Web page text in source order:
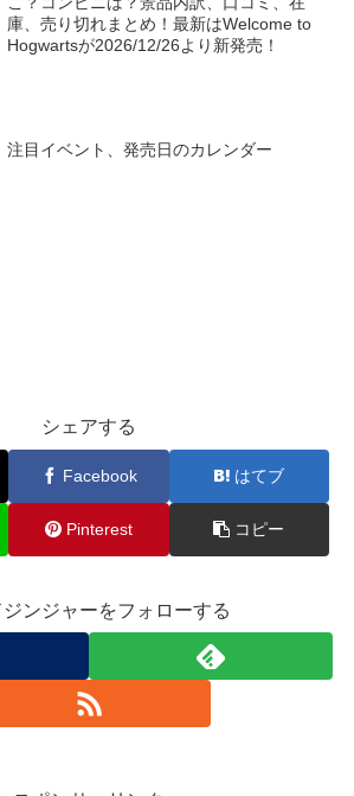
庫、売り切れまとめ！最新はWelcome to
Hogwartsが2026/12/26より新発売！
注目イベント、発売日のカレンダー
シェアする
Facebook はてブ
Pinterest コピー
ジンジャーをフォローする